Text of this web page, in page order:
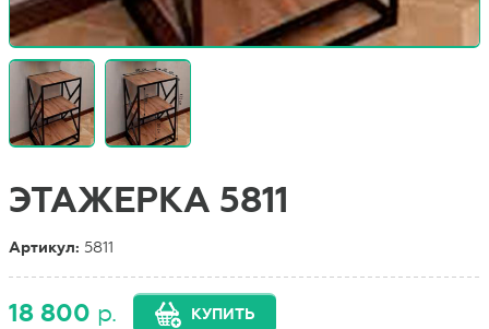
ЭТАЖЕРКА 5811
Артикул: 5811
18 800 р. КУПИТЬ